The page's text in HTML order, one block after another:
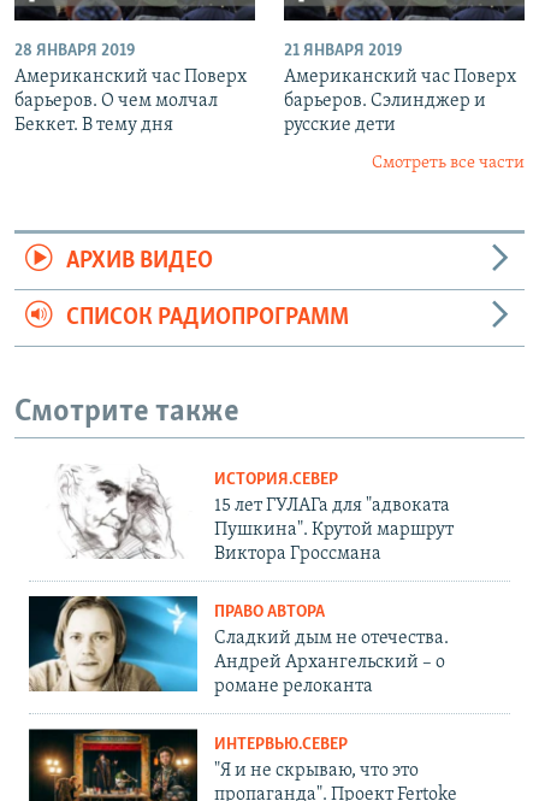
28 ЯНВАРЯ 2019
Американский час Поверх
барьеров. О чем молчал
Беккет. В тему дня
21 ЯНВАРЯ 2019
Американский час Поверх
барьеров. Сэлинджер и
русские дети
Смотреть все части
АРХИВ ВИДЕО
СПИСОК РАДИОПРОГРАММ
Смотрите также
ИСТОРИЯ.СЕВЕР
15 лет ГУЛАГа для "адвоката
Пушкина". Крутой маршрут
Виктора Гроссмана
ПРАВО АВТОРА
Сладкий дым не отечества.
Андрей Архангельский – о
романе релоканта
ИНТЕРВЬЮ.СЕВЕР
"Я и не скрываю, что это
пропаганда". Проект Fertoke